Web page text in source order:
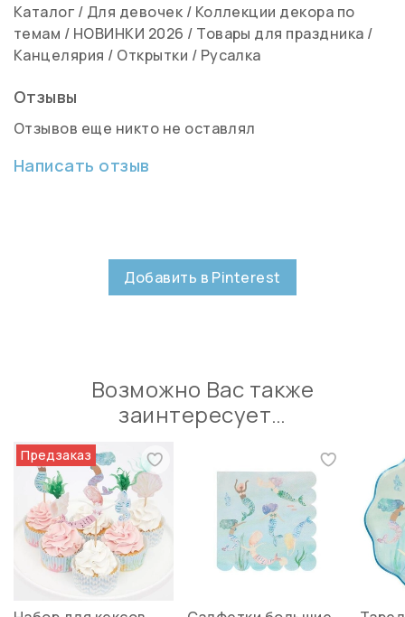
Каталог / Для девочек / Коллекции декора по
темам / НОВИНКИ 2026 / Товары для праздника /
Канцелярия / Открытки / Русалка
Отзывы
Отзывов еще никто не оставлял
Написать отзыв
Добавить в Pinterest
Возможно Вас также
заинтересует…
Предзаказ